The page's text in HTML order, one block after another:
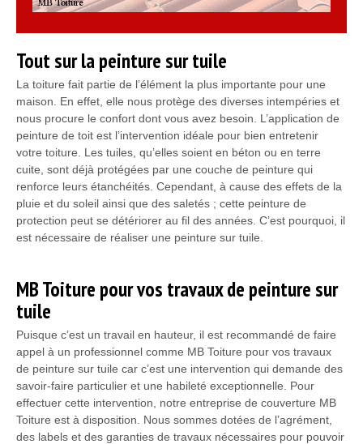
Tout sur la peinture sur tuile
La toiture fait partie de l’élément la plus importante pour une
maison. En effet, elle nous protège des diverses intempéries et
nous procure le confort dont vous avez besoin. L’application de
peinture de toit est l’intervention idéale pour bien entretenir
votre toiture. Les tuiles, qu’elles soient en béton ou en terre
cuite, sont déjà protégées par une couche de peinture qui
renforce leurs étanchéités. Cependant, à cause des effets de la
pluie et du soleil ainsi que des saletés ; cette peinture de
protection peut se détériorer au fil des années. C’est pourquoi, il
est nécessaire de réaliser une peinture sur tuile.
MB Toiture pour vos travaux de peinture sur
tuile
Puisque c’est un travail en hauteur, il est recommandé de faire
appel à un professionnel comme MB Toiture pour vos travaux
de peinture sur tuile car c’est une intervention qui demande des
savoir-faire particulier et une habileté exceptionnelle. Pour
effectuer cette intervention, notre entreprise de couverture MB
Toiture est à disposition. Nous sommes dotées de l’agrément,
des labels et des garanties de travaux nécessaires pour pouvoir